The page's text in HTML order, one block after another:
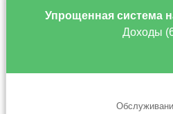
Упрощенная система
Доходы